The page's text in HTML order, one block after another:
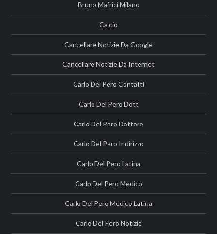
Bruno Mafrici Milano
Calcio
Cancellare Notizie Da Google
Cancellare Notizie Da Internet
Carlo Del Pero Contatti
Carlo Del Pero Dott
Carlo Del Pero Dottore
Carlo Del Pero Indirizzo
Carlo Del Pero Latina
Carlo Del Pero Medico
Carlo Del Pero Medico Latina
Carlo Del Pero Notizie